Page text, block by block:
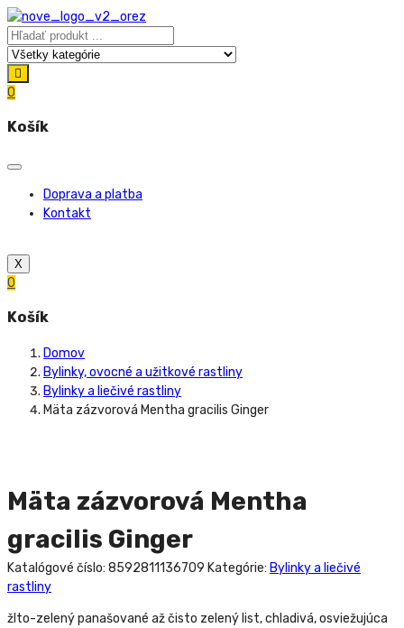
0
Košík
Doprava a platba
Kontakt
X
0
Košík
Domov
Bylinky, ovocné a užitkové rastliny
Bylinky a liečivé rastliny
Mäta zázvorová Mentha gracilis Ginger
Mäta zázvorová Mentha
gracilis Ginger
Katalógové číslo: 8592811136709 Kategórie: Bylinky a liečivé
rastliny
žlto-zelený panašované až čisto zelený list, chladivá, osviežujúca